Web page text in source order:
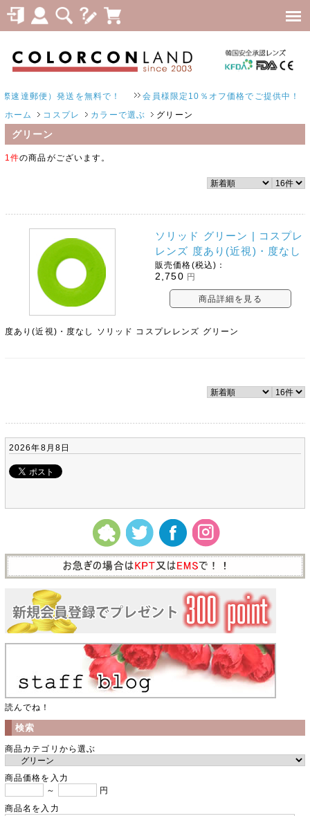
達郵便）発送を無料で！ 会員様限定10％オフ価格でご提供中！
ホーム コスプレ カラーで選ぶ グリーン
グリーン
1件の商品がございます。
ソリッド グリーン | コスプレ
レンズ 度あり(近視)・度なし
販売価格(税込)：
2,750 円
商品詳細を見る
度あり(近視)・度なし ソリッド コスプレレンズ グリーン
2026年8月8日
読んでね！
検索
商品カテゴリから選ぶ
商品価格を入力
～
円
商品名を入力